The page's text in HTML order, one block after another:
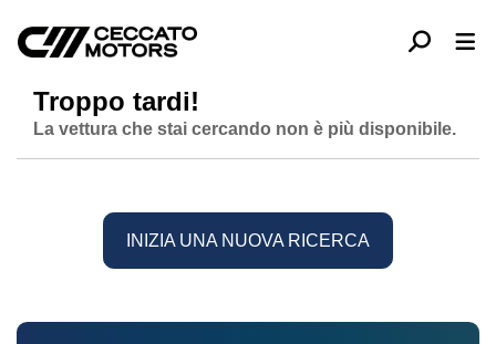
Troppo tardi!
La vettura che stai cercando non è più disponibile.
INIZIA UNA NUOVA RICERCA